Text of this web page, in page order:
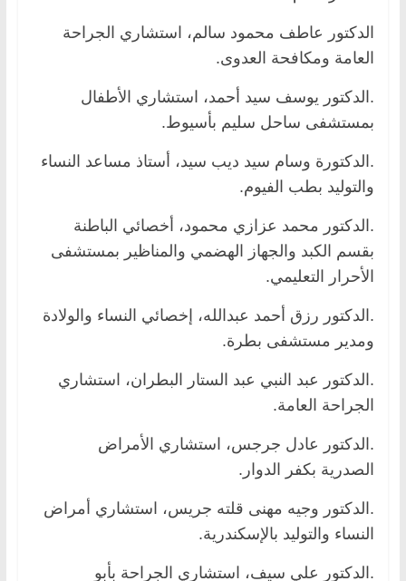
الدكتور عاطف محمود سالم، استشاري الجراحة
العامة ومكافحة العدوى.
.الدكتور يوسف سيد أحمد، استشاري الأطفال
بمستشفى ساحل سليم بأسيوط.
.الدكتورة وسام سيد ديب سيد، أستاذ مساعد النساء
والتوليد بطب الفيوم.
.الدكتور محمد عزازي محمود، أخصائي الباطنة
بقسم الكبد والجهاز الهضمي والمناظير بمستشفى
الأحرار التعليمي.
.الدكتور رزق أحمد عبدالله، إخصائي النساء والولادة
ومدير مستشفى بطرة.
.الدكتور عبد النبي عبد الستار البطران، استشاري
الجراحة العامة.
.الدكتور عادل جرجس، استشاري الأمراض
الصدرية بكفر الدوار.
.الدكتور وجيه مهنى قلته جريس، استشاري أمراض
النساء والتوليد بالإسكندرية.
.الدكتور علي سيف، استشاري الجراحة بأبو